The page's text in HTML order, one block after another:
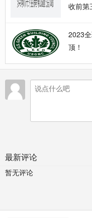
收前第
2023
顶！
最新评论
暂无评论